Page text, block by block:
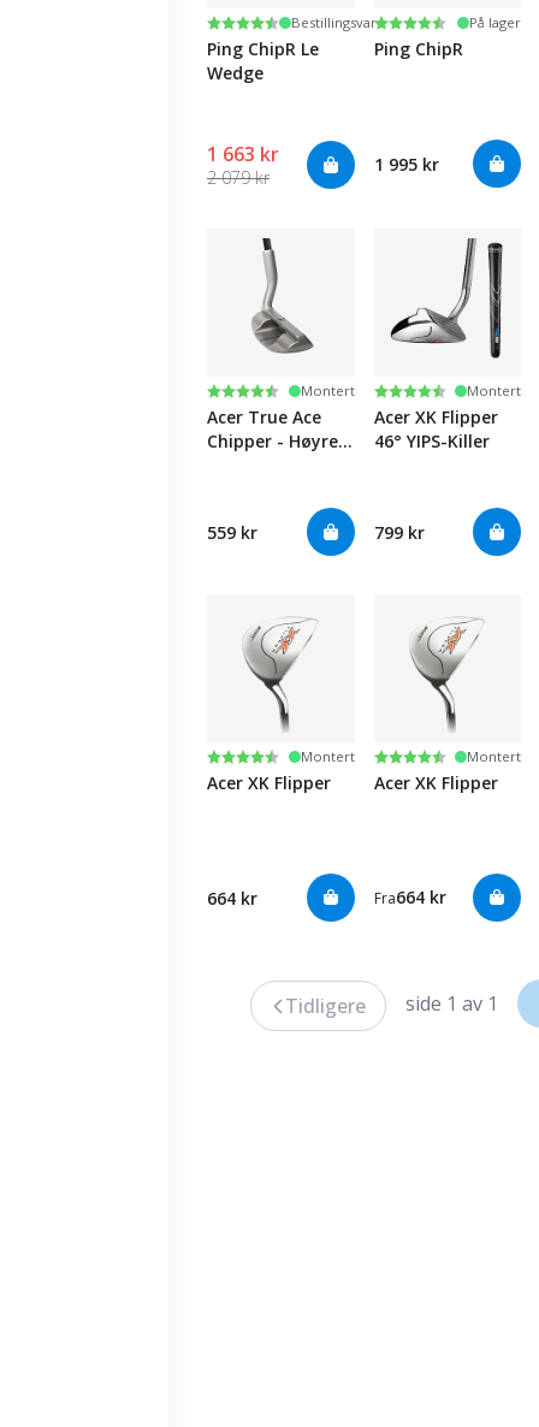
Karakter:
4.3 av 5 muligeBestillingsvare
Ping ChipR Le
Wedge
1 663 kr
2 079 kr
Karakter:
4.3 av 5 mulige
På lager
Ping ChipR
1 995 kr
Karakter:
4.3 av 5 mulige
Montert
Acer True Ace
Chipper - Høyre
559 kr
Karakter:
4.3 av 5 mulige
Montert
Acer XK Flipper
46° YIPS-Killer
799 kr
Karakter:
4.5 av 5 mulige
Montert
Acer XK Flipper
664 kr
Karakter:
4.5 av 5 mulige
Montert
Acer XK Flipper
Fra664 kr
Tidligere side 1 av 1